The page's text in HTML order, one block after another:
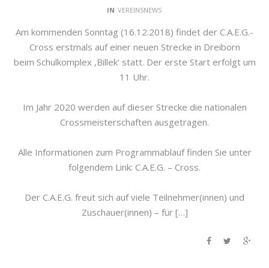
IN VEREINSNEWS
Am kommenden Sonntag (16.12.2018) findet der C.A.E.G.-
Cross erstmals auf einer neuen Strecke in Dreiborn
beim Schulkomplex ‚Billek‘ statt. Der erste Start erfolgt um
11 Uhr.
Im Jahr 2020 werden auf dieser Strecke die nationalen
Crossmeisterschaften ausgetragen.
Alle Informationen zum Programmablauf finden Sie unter
folgendem Link: C.A.E.G. – Cross.
Der C.A.E.G. freut sich auf viele Teilnehmer(innen) und
Zuschauer(innen) – für […]